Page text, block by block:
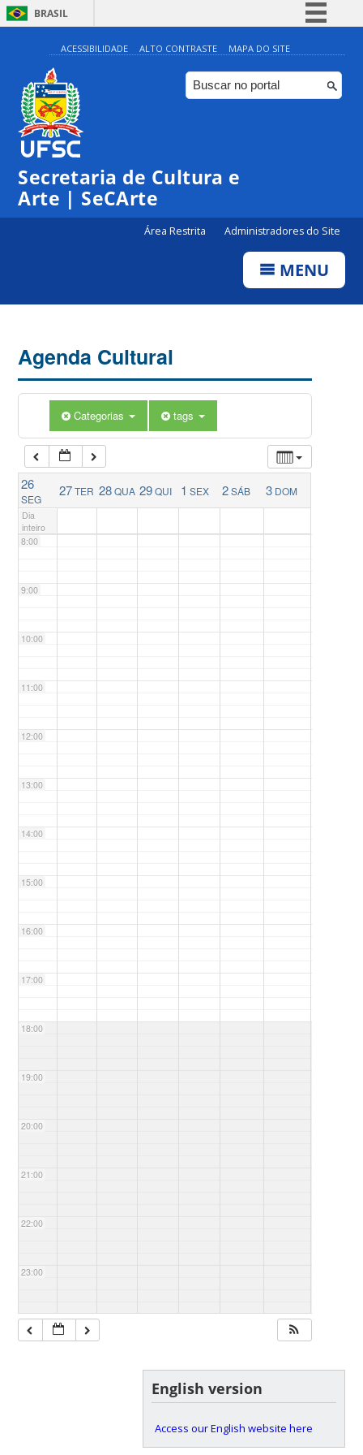
BRASIL
Simplifique!
Comunica BR
Participe
ACESSIBILIDADE ALTO CONTRASTE MAPA DO SITE
Secretaria de Cultura e
Arte | SeCArte
Área Restrita Administradores do Site
MENU
Agenda Cultural
Categorias tags
26
SEG
27TER 28QUA 29QUI 1 SEX 2SÁB 3 DOM
Dia
inteiro
0:00
1:00
5:00
6:00
7:00
8:00
9:00
10:00
11:00
12:00
13:00
14:00
15:00
16:00
17:00
18:00
19:00
20:00
21:00
22:00
23:00
English version
Access our English website here